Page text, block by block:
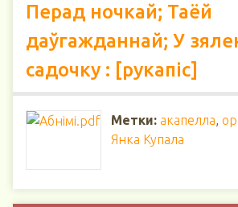
Перад ночкай; Таёй
даўгажданнай; У
садочку : [рукапіс]
Метки: акапелла,
Янка Купала